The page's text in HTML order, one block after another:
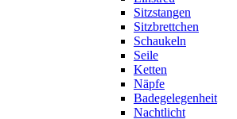
Sitzstangen
Sitzbrettchen
Schaukeln
Seile
Ketten
Näpfe
Badegelegenheit
Nachtlicht